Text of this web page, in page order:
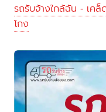
รถรับจ้างใกล้ฉัน - เค
โกง